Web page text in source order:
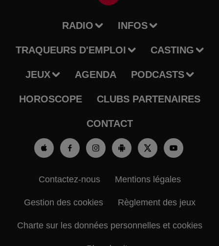
RADIO INFOS
TRAQUEURS D'EMPLOI CASTING
JEUX AGENDA PODCASTS
HOROSCOPE CLUBS PARTENAIRES
CONTACT
Contactez-nous Mentions légales
Gestion des cookies Règlement des jeux
Charte sur les données personnelles et cookies